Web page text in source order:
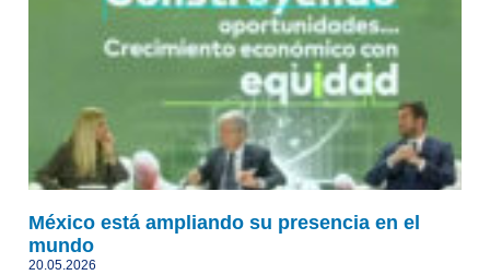
México está ampliando su presencia en el
mundo
20.05.2026